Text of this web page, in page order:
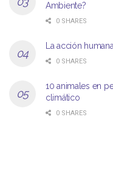
Ambiente?
0 SHARES
La acción
0 SHARES
10 animales en
climático
0 SHARES